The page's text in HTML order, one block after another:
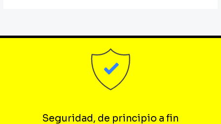
Seguridad, de principio a fin